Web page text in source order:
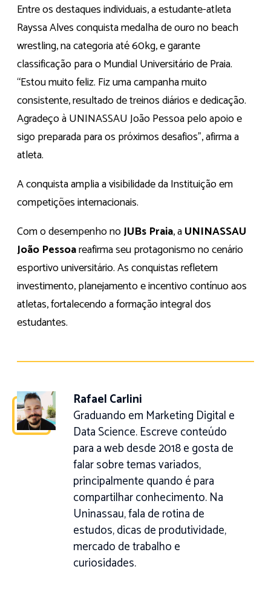
Entre os destaques individuais, a estudante-atleta
Rayssa Alves conquista medalha de ouro no beach
wrestling, na categoria até 60kg, e garante
classificação para o Mundial Universitário de Praia.
“Estou muito feliz. Fiz uma campanha muito
consistente, resultado de treinos diários e dedicação.
Agradeço à UNINASSAU João Pessoa pelo apoio e
sigo preparada para os próximos desafios”, afirma a
atleta.
A conquista amplia a visibilidade da Instituição em
competições internacionais.
Com o desempenho noJUBs Praia, aUNINASSAU
João Pessoareafirma seu protagonismo no cenário
esportivo universitário. As conquistas refletem
investimento, planejamento e incentivo contínuo aos
atletas, fortalecendo a formação integral dos
estudantes.
Rafael Carlini
Graduando em Marketing Digital e
Data Science. Escreve conteúdo
para a web desde 2018 e gosta de
falar sobre temas variados,
principalmente quando é para
compartilhar conhecimento. Na
Uninassau, fala de rotina de
estudos, dicas de produtividade,
mercado de trabalho e
curiosidades.